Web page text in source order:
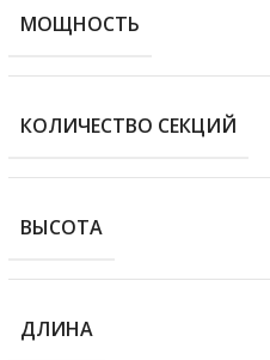
МОЩНОСТЬ
КОЛИЧЕСТВО СЕКЦИЙ
ВЫСОТА
ДЛИНА